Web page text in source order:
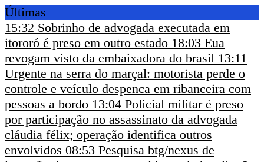
Últimas
15:32 Sobrinho de advogada executada em
itororó é preso em outro estado 18:03 Eua
revogam visto da embaixadora do brasil 13:11
Urgente na serra do marçal: motorista perde o
controle e veículo despenca em ribanceira com
pessoas a bordo 13:04 Policial militar é preso
por participação no assassinato da advogada
cláudia félix; operação identifica outros
envolvidos 08:53 Pesquisa btg/nexus de